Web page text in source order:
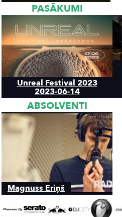
PASĀKUMI
Unreal Festival 2023
2023-06-14
ABSOLVENTI
Magnuss Eriņš